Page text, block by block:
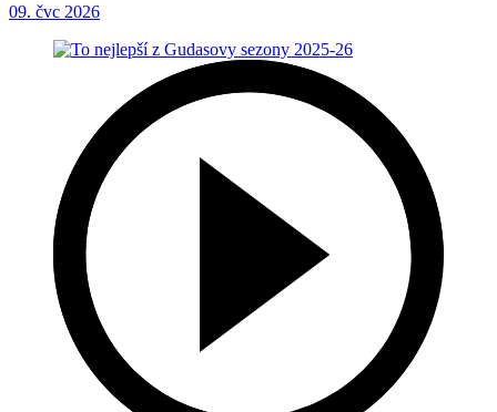
09. čvc 2026